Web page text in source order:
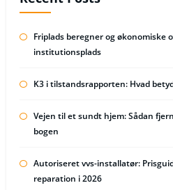
Friplads beregner og økonomiske
institutionsplads
K3 i tilstandsrapporten: Hvad
Vejen til et sundt hjem: Sådan
bogen
Autoriseret vvs-installatør:
reparation i 2026